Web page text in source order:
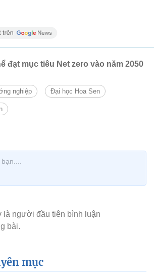
đạt mục tiêu Net zero vào năm 2050
nghiệp Đại học Hoa Sen
mục